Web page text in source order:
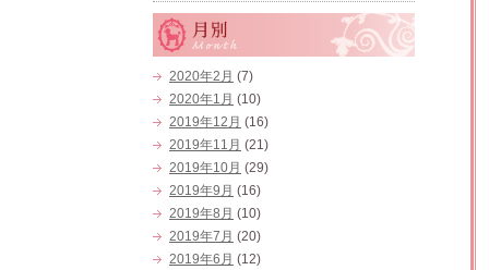
2020年2月 (7)
2020年1月 (10)
2019年12月 (16)
2019年11月 (21)
2019年10月 (29)
2019年9月 (16)
2019年8月 (10)
2019年7月 (20)
2019年6月 (12)